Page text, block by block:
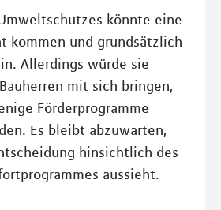
könnte eine
kommen und grundsätzlich
Allerdings würde sie
mit sich bringen,
Förderprogramme
Es bleibt abzuwarten,
hinsichtlich des
aussieht.